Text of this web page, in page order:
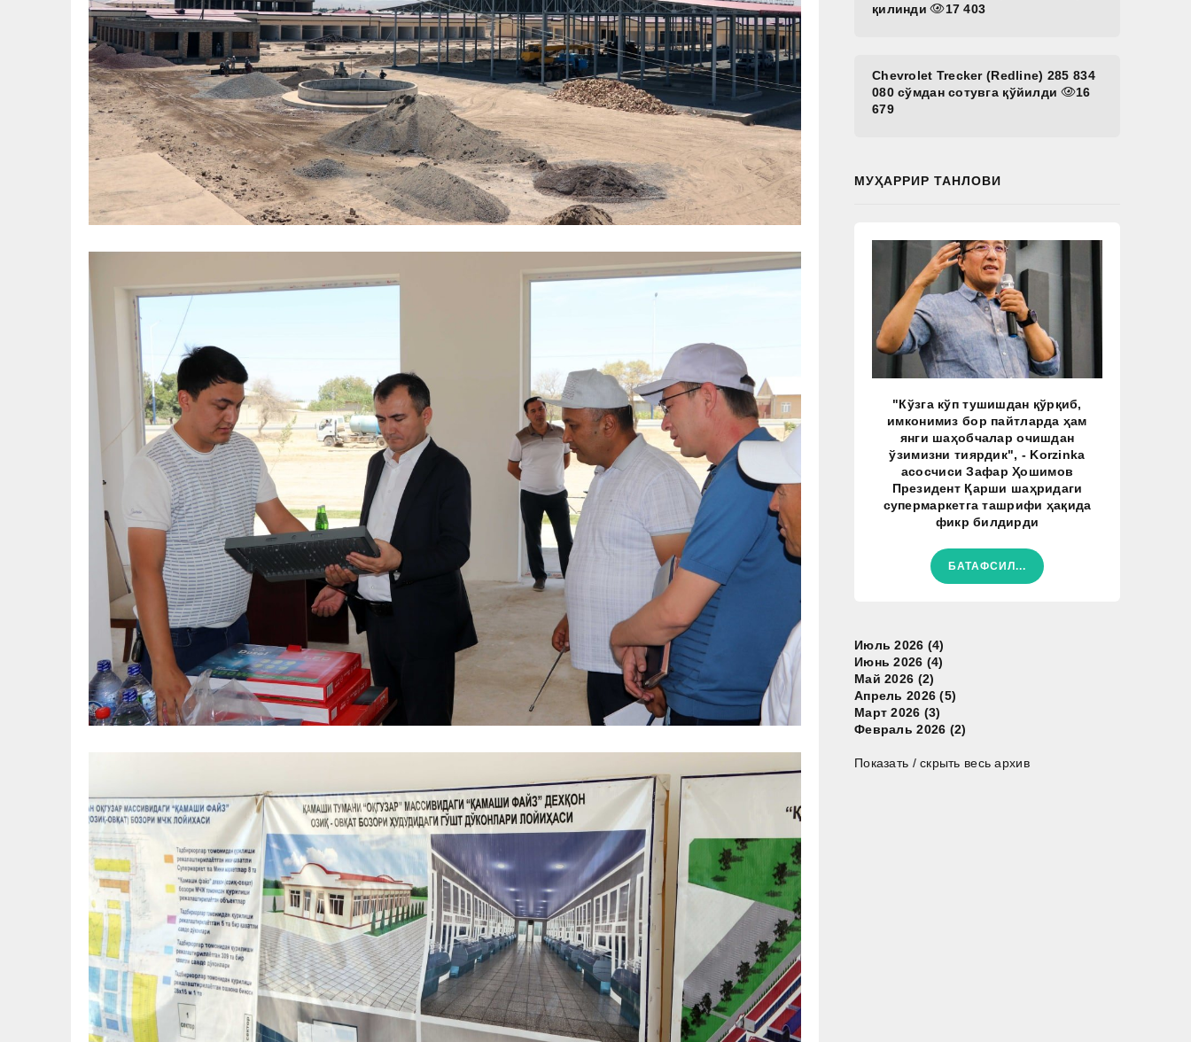
қилинди
17 403
Chevrolet Trecker (Redline) 285 834
080 сўмдан сотувга қўйилди
16
679
МУҲАРРИР ТАНЛОВИ
"Кўзга кўп тушишдан қўрқиб,
имконимиз бор пайтларда ҳам
янги шаҳобчалар очишдан
ўзимизни тиярдик", - Korzinka
асосчиси Зафар Ҳошимов
Президент Қарши шаҳридаги
супермаркетга ташрифи ҳақида
фикр билдирди
БАТАФСИЛ...
Июль 2026 (4)
Июнь 2026 (4)
Май 2026 (2)
Апрель 2026 (5)
Март 2026 (3)
Февраль 2026 (2)
Показать / скрыть весь архив